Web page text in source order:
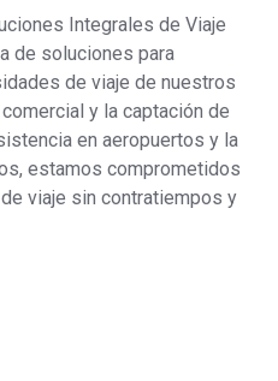
Integrales de Viaje
de soluciones para
de viaje de nuestros
y la captación de
en aeropuertos y la
estamos comprometidos
viaje sin contratiempos y